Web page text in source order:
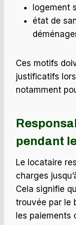
logement
état de
Ces motifs
justificatifs
notamment
pendant
Le locataire
charges
Cela signifie
trouvée par le
les paiements